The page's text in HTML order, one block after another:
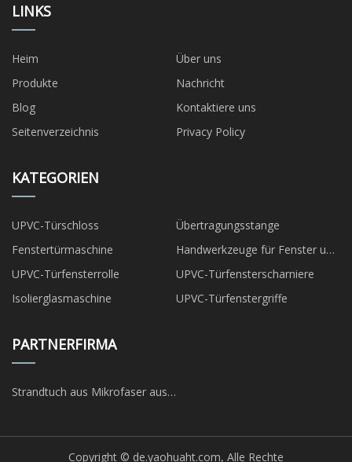
LINKS
Heim
Über uns
Produkte
Nachricht
Blog
Kontaktiere uns
Seitenverzeichnis
Privacy Policy
KATEGORIEN
UPVC-Türschloss
Übertragungsstange
Fenstertürmaschine
Handwerkzeuge für Fenster und
Türen
UPVC-Türfensterrolle
UPVC-Türfensterscharniere
Isolierglasmaschine
UPVC-Türfenstergriffe
PARTNERFIRMA
Strandtuch aus Mikrofaser aus
Copyright © de.yaohuaht.com, Alle Rechte